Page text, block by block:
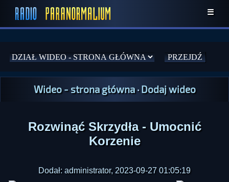
☰
Wideo - strona główna·Dodaj wideo
Rozwinąć Skrzydła - Umocnić
Korzenie
Dodał: administrator, 2023-09-27 01:05:19